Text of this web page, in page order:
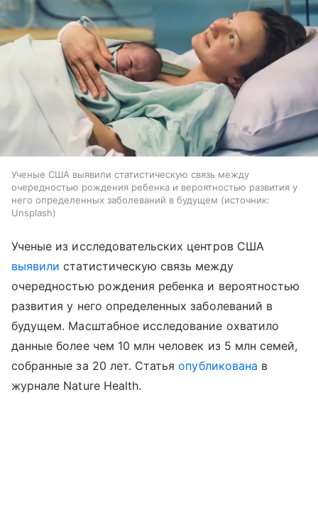
Ученые США выявили статистическую связь между
очередностью рождения ребенка и вероятностью развития у
него определенных заболеваний в будущем
источник:
Unsplash
Ученые из исследовательских центров США
выявили статистическую связь между
очередностью рождения ребенка и вероятностью
развития у него определенных заболеваний в
будущем. Масштабное исследование охватило
данные более чем 10 млн человек из 5 млн семей,
собранные за 20 лет. Статьяопубликована в
журнале Nature Health.